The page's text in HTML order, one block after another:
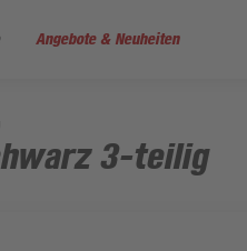
Angebote & Neuheiten
3-teilig